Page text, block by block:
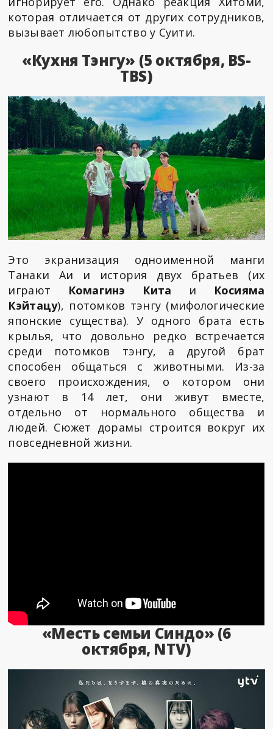
которая отличается от других сотрудников,
вызывает любопытство у Суити.
«Кухня Тэнгу» (5 октября, BS-
TBS)
Это экранизация одноименной манги
Танаки Аи и история двух братьев (их
играют
Комагинэ Кита и Косияма
Кэйтацу), потомков тэнгу (мифологические
японские существа). У одного брата есть
крылья, что довольно редко встречается
среди потомков тэнгу, а другой брат
способен общаться с животными. Из-за
своего происхождения, о котором они
узнают в 14 лет, они живут вместе,
отдельно от нормального общества и
людей. Сюжет дорамы строится вокруг их
повседневной жизни.
«Месть семьи Синдо» (6
октября, NTV)